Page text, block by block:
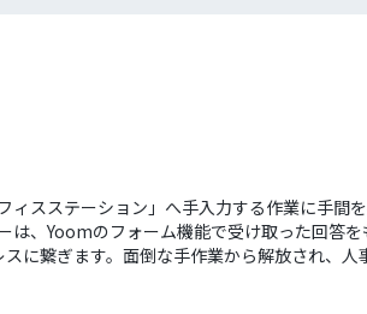
スステーション」へ手入力する作業に手間
、Yoomのフォーム機能で受け取った回答
に繋ぎます。面倒な手作業から解放され、人